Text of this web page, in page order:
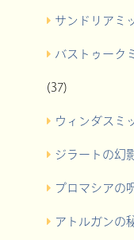
サンドリアミ
バストゥーク
(37)
ウィンダスミ
ジラートの幻
プロマシアの
アトルガンの